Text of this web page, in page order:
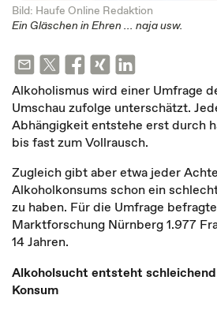
Bild: Haufe Online Redaktion
Ein Gläschen in Ehren ... naja usw.
Alkoholismus wird einer Umfrage
Umschau zufolge unterschätzt.
Abhängigkeit entstehe erst durch
bis fast zum Vollrausch.
Zugleich gibt aber etwa jeder
Alkoholkonsums schon ein
zu haben. Für die Umfrage
Marktforschung Nürnberg 1.977
14 Jahren.
Alkoholsucht entsteht
Konsum